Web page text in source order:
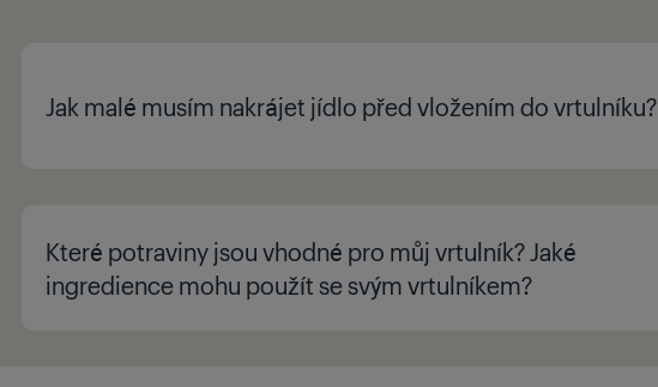
Jak malé musím nakrájet jídlo před vložením do vrtulníku?
Které potraviny jsou vhodné pro můj vrtulník? Jaké
ingredience mohu použít se svým vrtulníkem?